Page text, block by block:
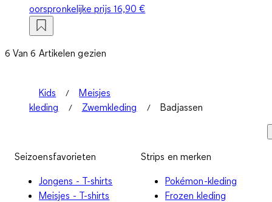
oorspronkelijke prijs 16,90 €
6 Van 6 Artikelen gezien
Kids
Meisjes
kleding
Zwemkleding Badjassen
Seizoensfavorieten
Jongens - T-shirts
Meisjes - T-shirts
Strips en merken
Pokémon-kleding
Frozen kleding